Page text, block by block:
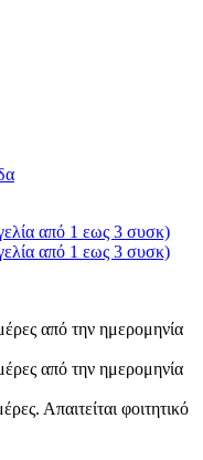
από 1 εως 3 συσκ)
από 1 εως 3 συσκ)
από την ημερομηνία
από την ημερομηνία
Απαιτείται φοιτητικό